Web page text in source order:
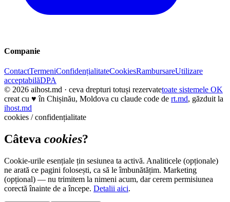
Companie
ContactTermeniConfidențialitateCookiesRambursareUtilizare
acceptabilăDPA
© 2026 aihost.md · ceva drepturi totuși rezervatetoate sistemele OK
creat cu ♥ în Chișinău, Moldova cu claude code de rt.md, găzduit la
ihost.md
cookies / confidențialitate
Câteva cookies?
Cookie-urile esențiale țin sesiunea ta activă. Analiticele (opționale)
ne arată ce pagini folosești, ca să le îmbunătățim. Marketing
(opțional) — nu trimitem la nimeni acum, dar cerem permisiunea
corectă înainte de a începe. Detalii aici.